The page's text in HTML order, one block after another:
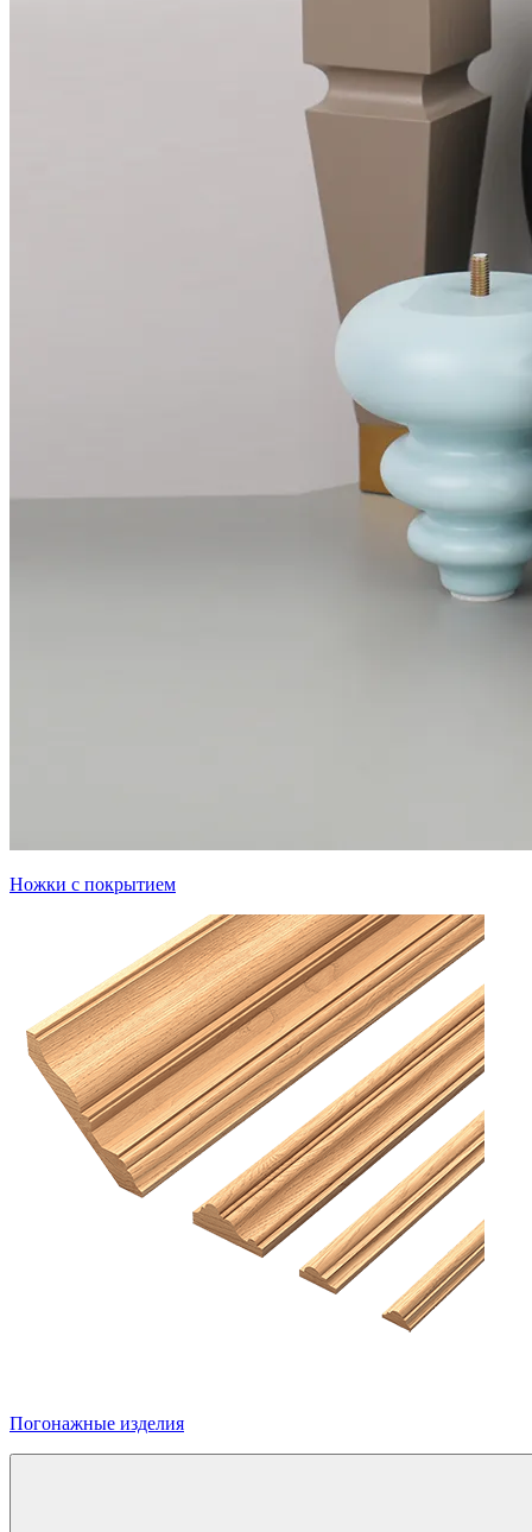
Ножки с покрытием
Погонажные изделия